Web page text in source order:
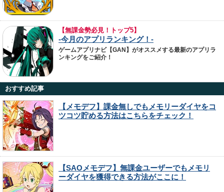
【無課金勢必見！トップ5】
-今月のアプリランキング！-
ゲームアプリナビ【GAN】がオススメする最新のアプリラ
ンキングをご紹介！
おすすめ記事
【メモデフ】課金無しでもメモリーダイヤをコ
ツコツ貯める方法はこちらをチェック！
【SAOメモデフ】無課金ユーザーでもメモリ
ーダイヤを獲得できる方法がここに！